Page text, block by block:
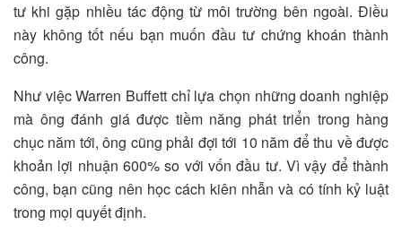
tư khi gặp nhiều tác động từ môi trường bên ngoài. Điều
này không tốt nếu bạn muốn đầu tư chứng khoán thành
công.
Như việc Warren Buffett chỉ lựa chọn những doanh nghiệp
mà ông đánh giá được tiềm năng phát triển trong hàng
chục năm tới, ông cũng phải đợi tới 10 năm để thu về được
khoản lợi nhuận 600% so với vốn đầu tư. Vì vậy để thành
công, bạn cũng nên học cách kiên nhẫn và có tính kỷ luật
trong mọi quyết định.